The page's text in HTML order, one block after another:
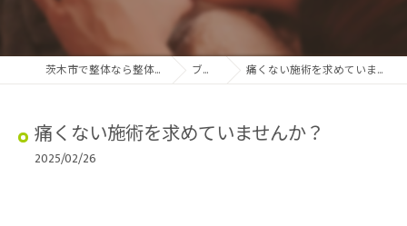
茨木市で整体なら整体院HOPE ブログ 痛くない施術を求めていませんか？
痛くない施術を求めていませんか？
2025/02/26